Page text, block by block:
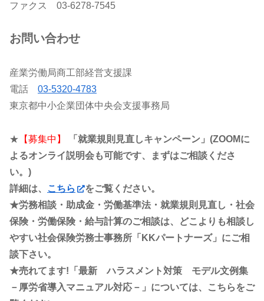
ファクス 03-6278-7545
お問い合わせ
産業労働局商工部経営支援課
電話 03-5320-4783
東京都中小企業団体中央会支援事務局
★ 【募集中】
「就業規則見直しキャンペーン」(ZOOMに
よるオンライ説明会も可能です、まずはご相談くださ
い。)
詳細は、
こちら
をご覧ください。
★労務相談・助成金・労働基準法・就業規則見直し・社会
保険・労働保険・給与計算のご相談は、どこよりも相談し
やすい社会保険労務士事務所「KKパートナーズ」にご相
談下さい。
★売れてます!「最新 ハラスメント対策 モデル文例集
－厚労省導入マニュアル対応－」については、こちらをご